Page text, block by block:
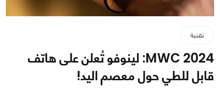
تقنية
MWC 2024: لينوفو تُعلن على هاتف
قابل للطي حول معصم اليد!